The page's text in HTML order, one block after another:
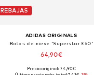
REBAJAS
ADIDAS ORIGINALS
Botas de nieve 'Superstar 360'
64,90€
Disponible en muchas tallas
Precio original: 74,90€